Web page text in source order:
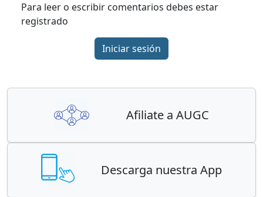
Para leer o escribir comentarios debes estar
registrado
Iniciar sesión
Afiliate a AUGC
Descarga nuestra App